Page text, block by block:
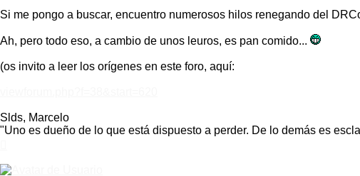
Si me pongo a buscar, encuentro numerosos hilos renegando del
Ah, pero todo eso, a cambio de unos leuros, es pan comido...
(os invito a leer los orígenes en este foro, aquí:
Slds, Marcelo
"Uno es dueño de lo que está dispuesto a perder. De lo demás es